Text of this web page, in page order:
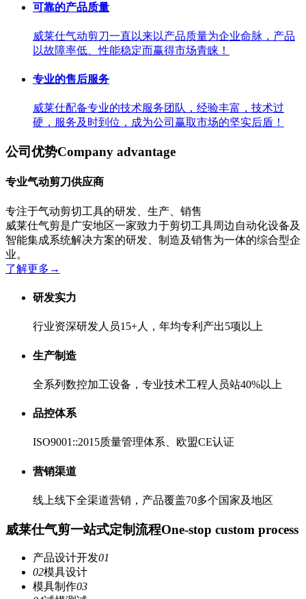
可靠的产品质量
威莱仕气动剪刀一直以来以产品质量为企业命脉，产品
以故障率低、性能稳定而赢得市场青睐！
专业的售后服务
威莱仕配备专业的技术服务团队，经验丰富，技术过
硬，服务及时到位，成为公司赢取市场的坚实后盾！
公司优势Company advantage
专业气动剪刀供应商
专注于气动剪切工具的研发、生产、销售
威莱仕气剪是广安地区一家致力于剪切工具周边自动化设备及
智能集成系统解决方案的研发、制造及销售为一体的综合型企
业。
了解更多 →
研发实力
行业资深研发人员15+人，年均专利产出5项以上
生产制造
全系列数控加工设备，专业技术工程人员站40%以上
品控体系
ISO9001::2015质量管理体系、欧盟CE认证
营销渠道
线上线下全渠道营销，产品覆盖70多个国家及地区
威莱仕气剪一站式定制流程One-stop custom process
产品设计开发01
02模具设计
模具制作03